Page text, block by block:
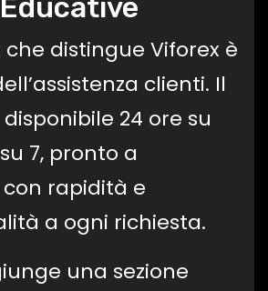
distingue Viforex è
clienti. Il
24 ore su
7, pronto a
rapidità e
a ogni richiesta.
una sezione